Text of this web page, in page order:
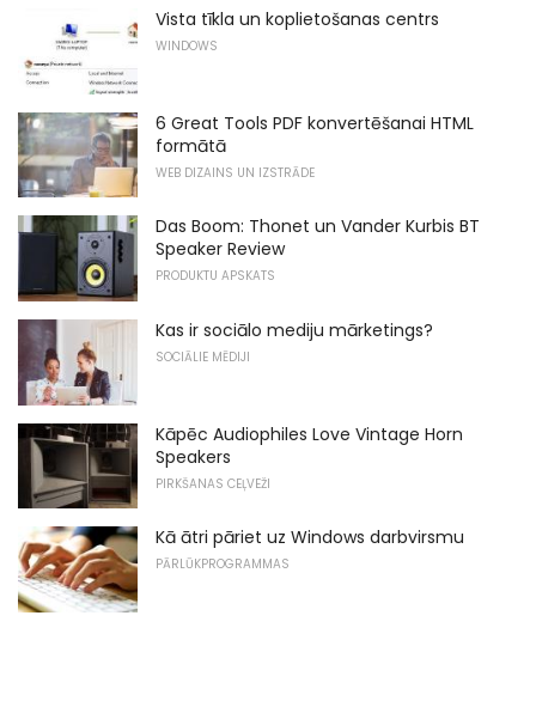
Vista tīkla un koplietošanas centrs
WINDOWS
6 Great Tools PDF konvertēšanai HTML
formātā
WEB DIZAINS UN IZSTRĀDE
Das Boom: Thonet un Vander Kurbis BT
Speaker Review
PRODUKTU APSKATS
Kas ir sociālo mediju mārketings?
SOCIĀLIE MĒDIJI
Kāpēc Audiophiles Love Vintage Horn
Speakers
PIRKŠANAS CEĻVEŽI
Kā ātri pāriet uz Windows darbvirsmu
PĀRLŪKPROGRAMMAS